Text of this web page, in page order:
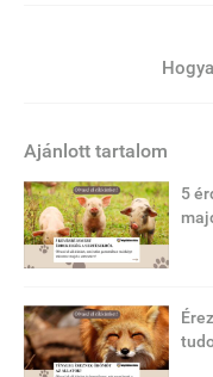
Ajánlott tartalom
5